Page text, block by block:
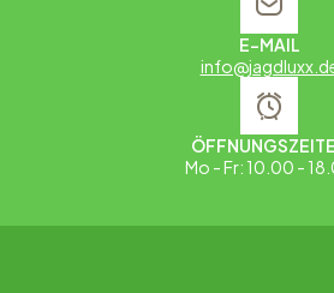
E-MAIL
Mo - Fr: 10.00 -